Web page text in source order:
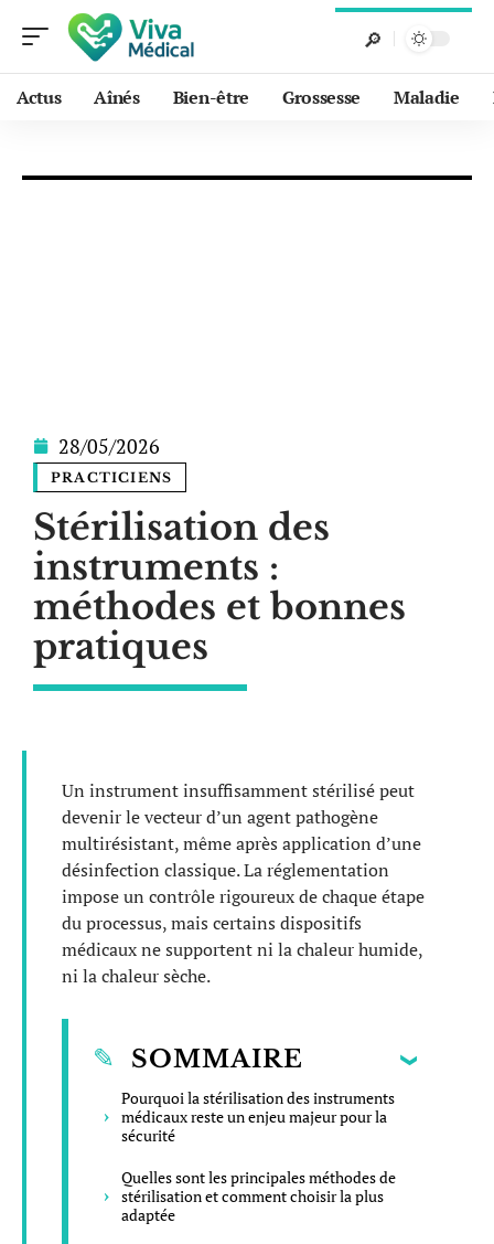
Actus Aînés Bien-être Grossesse Maladie
28/05/2026
PRACTICIENS
Stérilisation des
instruments :
méthodes et bonnes
pratiques
Un instrument insuffisamment stérilisé peut
devenir le vecteur d’un agent pathogène
multirésistant, même après application d’une
désinfection classique. La réglementation
impose un contrôle rigoureux de chaque étape
du processus, mais certains dispositifs
médicaux ne supportent ni la chaleur humide,
ni la chaleur sèche.
SOMMAIRE
Pourquoi la stérilisation des instruments
médicaux reste un enjeu majeur pour la
sécurité
Quelles sont les principales méthodes de
stérilisation et comment choisir la plus
adaptée